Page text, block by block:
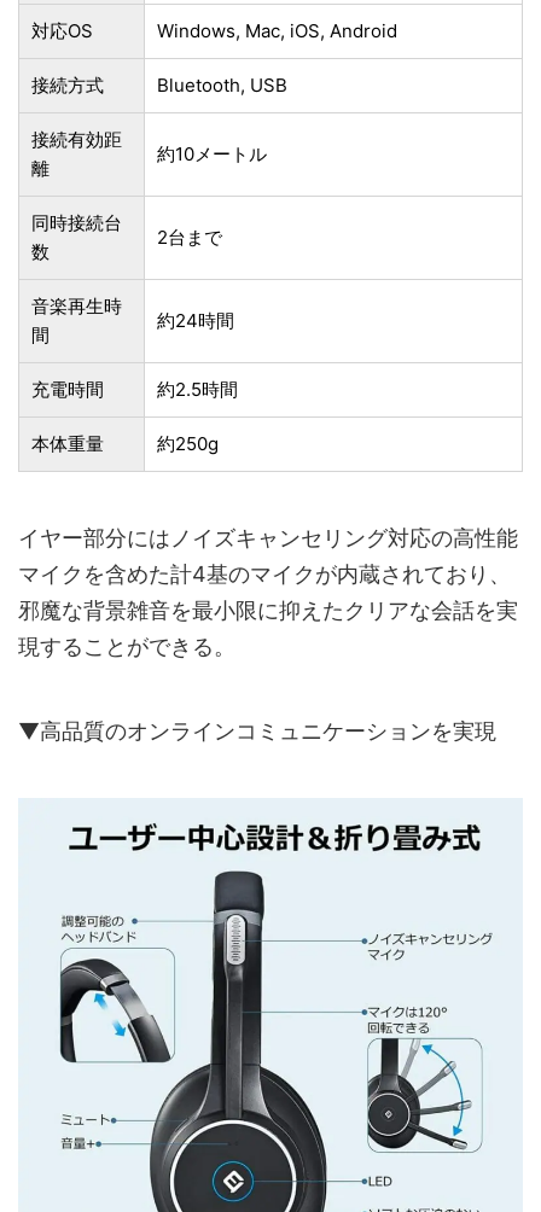
対応OS Windows, Mac, iOS, Android
接続方式 Bluetooth, USB
接続有効距
離
約10メートル
同時接続台
数
2台まで
音楽再生時
間
約24時間
充電時間 約2.5時間
本体重量 約250g
イヤー部分にはノイズキャンセリング対応の高性能
マイクを含めた計4基のマイクが内蔵されており、
邪魔な背景雑音を最小限に抑えたクリアな会話を実
現することができる。
▼高品質のオンラインコミュニケーションを実現